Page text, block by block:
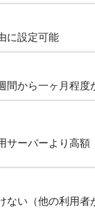
に設定可能
間から一ヶ月程度
サーバーより高額
ない（他の利用者